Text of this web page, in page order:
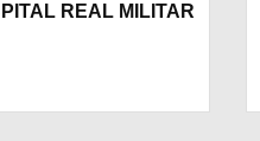
REAL MILITAR